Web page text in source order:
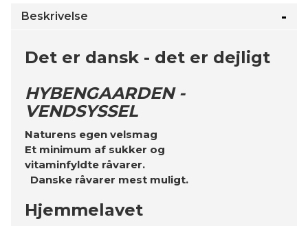
Beskrivelse
Det er dansk - det er dejligt
HYBENGAARDEN -
VENDSYSSEL
Naturens egen velsmag
Et minimum af sukker og
vitaminfyldte råvarer.
Danske råvarer mest muligt.
Hjemmelavet